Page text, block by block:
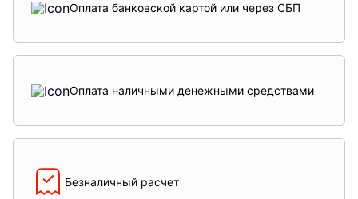
Оплата банковской картой или через СБП
Оплата наличными денежными средствами
Безналичный расчет